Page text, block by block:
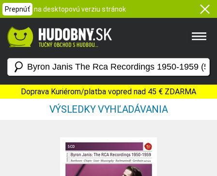
Prepnúť na desktopovú verziu stránok
Doprava Kuriérom/platba vopred nad 45 € ZDARMA
VÝSLEDKY VYHĽADÁVANIA